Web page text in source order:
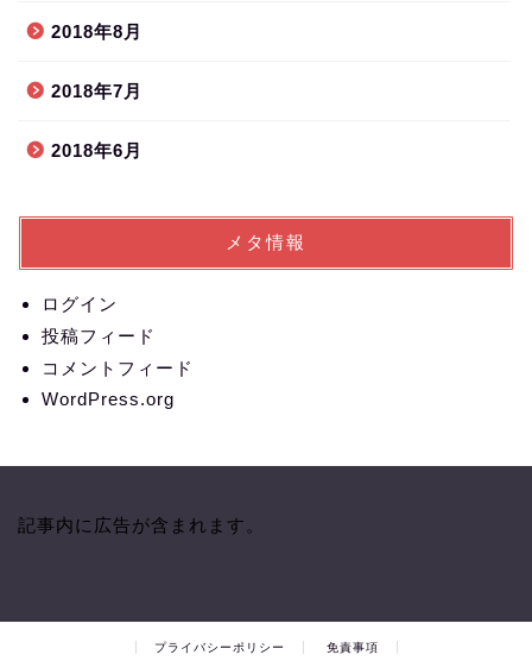
2018年8月
2018年7月
2018年6月
メタ情報
ログイン
投稿フィード
コメントフィード
WordPress.org
記事内に広告が含まれます。
プライバシーポリシー 免責事項